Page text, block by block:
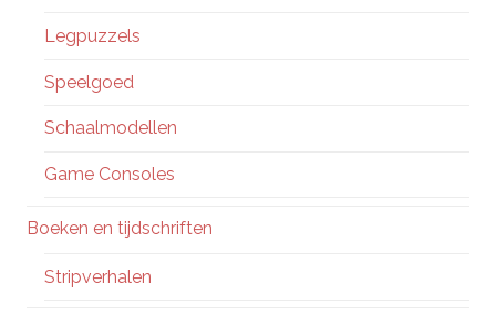
Legpuzzels
Speelgoed
Schaalmodellen
Game Consoles
Boeken en tijdschriften
Stripverhalen